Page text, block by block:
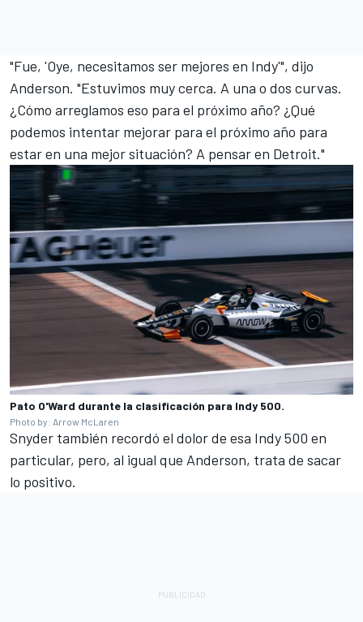
"Fue, 'Oye, necesitamos ser mejores en Indy'", dijo
Anderson. "Estuvimos muy cerca. A una o dos curvas.
¿Cómo arreglamos eso para el próximo año? ¿Qué
podemos intentar mejorar para el próximo año para
estar en una mejor situación? A pensar en Detroit."
Pato O'Ward durante la clasificación para Indy 500.
Photo by: Arrow McLaren
Snyder también recordó el dolor de esa Indy 500 en
particular, pero, al igual que Anderson, trata de sacar
lo positivo.